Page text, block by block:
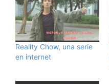
Reality Chow, una serie
en internet